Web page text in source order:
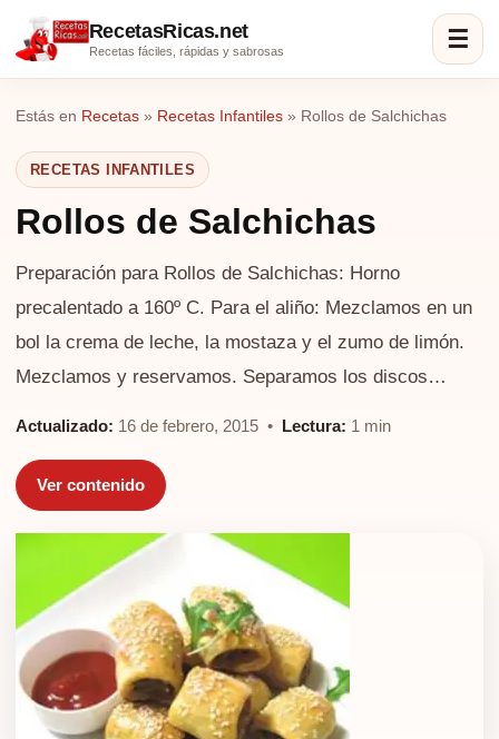
RecetasRicas.net
Recetas fáciles, rápidas y sabrosas ☰
Estás en Recetas » Recetas Infantiles » Rollos de Salchichas
RECETAS INFANTILES
Rollos de Salchichas
Preparación para Rollos de Salchichas: Horno
precalentado a 160º C. Para el aliño: Mezclamos en un
bol la crema de leche, la mostaza y el zumo de limón.
Mezclamos y reservamos. Separamos los discos…
Actualizado: 16 de febrero, 2015 • Lectura: 1 min
Ver contenido